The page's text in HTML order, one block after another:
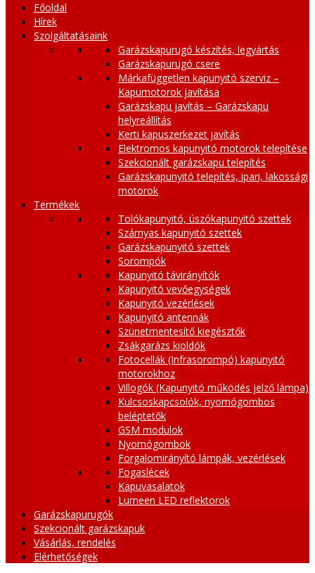
Főoldal
Hírek
Szolgáltatásaink
Garázskapurugó készítés, legyártás
Garázskapurugó csere
Márkafüggetlen kapunyitó szerviz –
Kapumotorok javítása
Garázskapu javítás – Garázskapu
helyreállítás
Kerti kapuszerkezet javítás
Elektromos kapunyitó motorok telepítése
Szekcionált garázskapu telepítés
Garázskapunyitó telepítés, ipari, lakossági
motorok
Termékek
Tolókapunyitó, úszókapunyitó szettek
Szárnyas kapunyitó szettek
Garázskapunyitó szettek
Sorompók
Kapunyitó távirányítók
Kapunyitó vevőegységek
Kapunyitó vezérlések
Kapunyitó antennák
Szünetmentesítő kiegésztők
Zsákgarázs kioldók
Fotocellák (Infrasorompó) kapunyitó
motorokhoz
Villogók (Kapunyitó működés jelző lámpa)
Kulcsoskapcsolók, nyomógombos
beléptetők
GSM modulok
Nyomógombok
Forgalomirányító lámpák, vezérlések
Fogaslécek
Kapuvasalatok
Lumeen LED reflektorok
Garázskapurugók
Szekcionált garázskapuk
Vásárlás, rendelés
Elérhetőségek